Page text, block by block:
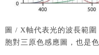
圖 / X軸代表光的波長範
胞對三原色感應圖，也是